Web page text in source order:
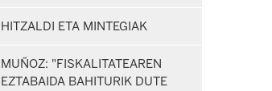
HITZALDI ETA MINTEGIAK
MUÑOZ: "FISKALITATEAREN
EZTABAIDA BAHITURIK DUTE